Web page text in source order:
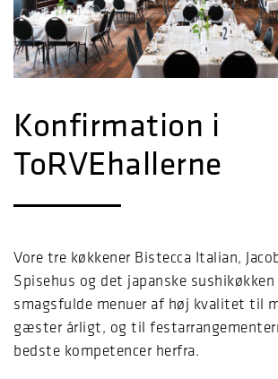
Konfirmation i
ToRVEhallerne
Vore tre køkkener Bistecca Italian,
Spisehus og det japanske sushikøkken
smagsfulde menuer af høj kvalitet til
gæster årligt, og til
bedste kompetencer herfra.